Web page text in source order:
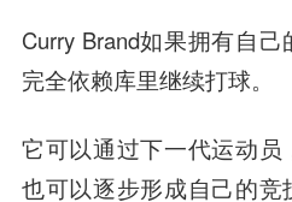
Curry Brand如果拥有自
完全依赖库里继续打球。
它可以通过下一代运动员
也可以逐步形成自己的